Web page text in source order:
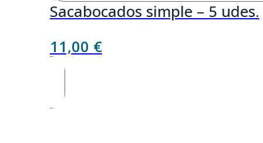
Sacabocados simple – 5 udes.
11,00 €